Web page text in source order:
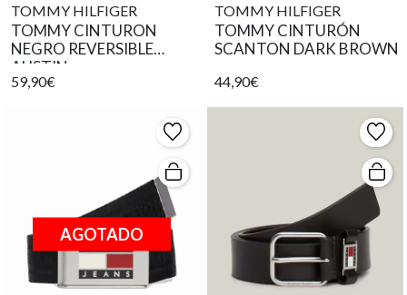
TOMMY HILFIGER
TOMMY CINTURON
NEGRO REVERSIBLE
AUSTIN
59,90€
TOMMY HILFIGER
TOMMY CINTURÓN
SCANTON DARK BROWN
44,90€
AGOTADO